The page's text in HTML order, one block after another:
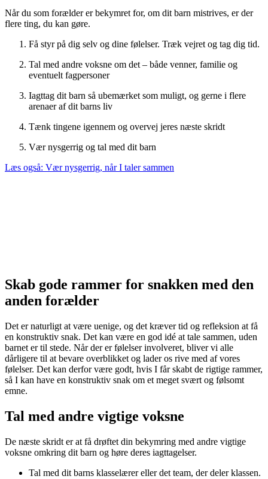
Når du som forælder er bekymret for, om dit barn mistrives, er der
flere ting, du kan gøre.
Få styr på dig selv og dine følelser. Træk vejret og tag dig tid.
Tal med andre voksne om det – både venner, familie og
eventuelt fagpersoner
Iagttag dit barn så ubemærket som muligt, og gerne i flere
arenaer af dit barns liv
Tænk tingene igennem og overvej jeres næste skridt
Vær nysgerrig og tal med dit barn
Læs også: Vær nysgerrig, når I taler sammen
Skab gode rammer for snakken med den
anden forælder
Det er naturligt at være uenige, og det kræver tid og refleksion at få
en konstruktiv snak. Det kan være en god idé at tale sammen, uden
barnet er til stede. Når der er følelser involveret, bliver vi alle
dårligere til at bevare overblikket og lader os rive med af vores
følelser. Det kan derfor være godt, hvis I får skabt de rigtige rammer,
så I kan have en konstruktiv snak om et meget svært og følsomt
emne.
Tal med andre vigtige voksne
De næste skridt er at få drøftet din bekymring med andre vigtige
voksne omkring dit barn og høre deres iagttagelser.
Tal med dit barns klasselærer eller det team, der deler klassen.